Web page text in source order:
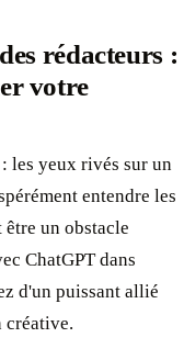
rédacteurs :
votre
les yeux rivés sur un
entendre les
un obstacle
ChatGPT dans
d'un puissant allié
créative.